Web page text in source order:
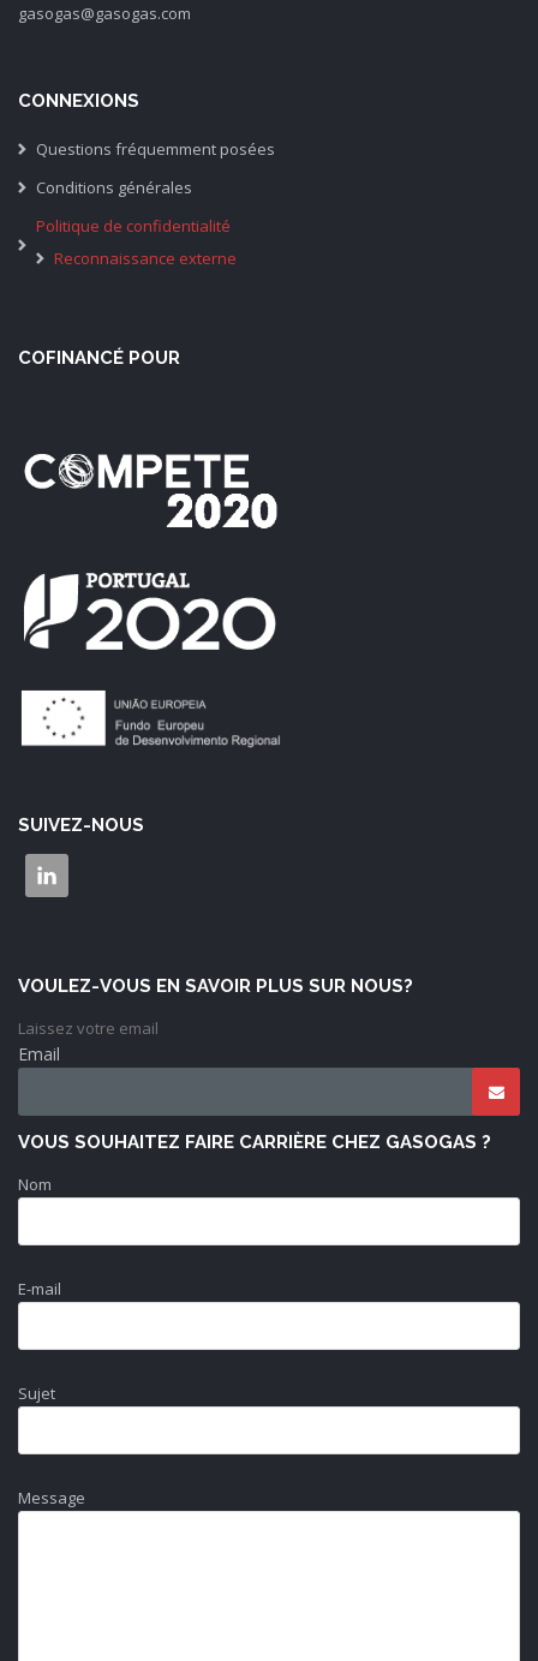
gasogas@gasogas.com
CONNEXIONS
Questions fréquemment posées
Conditions générales
Politique de confidentialité
Reconnaissance externe
COFINANCÉ POUR
SUIVEZ-NOUS
VOULEZ-VOUS EN SAVOIR PLUS SUR NOUS?
Laissez votre email
Email
VOUS SOUHAITEZ FAIRE CARRIÈRE CHEZ GASOGAS ?
Nom
E-mail
Sujet
Message